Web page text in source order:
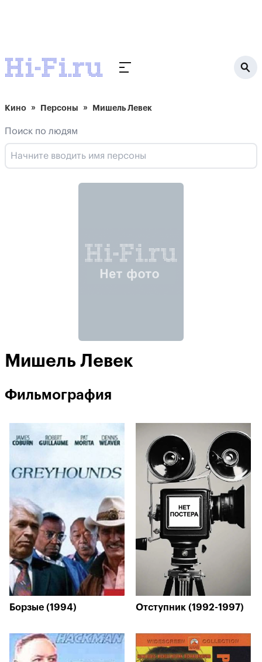
Кино Персоны Мишель Левек
Поиск по людям
Мишель Левек
Фильмография
Борзые (1994) Отступник (1992-1997)